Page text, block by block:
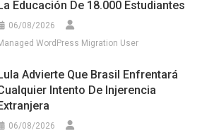
Educación De 18.000 Estudiantes
06/08/2026
WordPress Migration User
Advierte Que Brasil Enfrentará
Intento De Injerencia
06/08/2026